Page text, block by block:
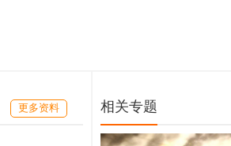
更多资料 相关专题